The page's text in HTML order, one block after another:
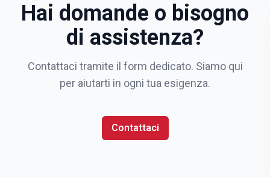
Hai domande o bisogno
di assistenza?
Contattaci tramite il form dedicato. Siamo qui
per aiutarti in ogni tua esigenza.
Contattaci